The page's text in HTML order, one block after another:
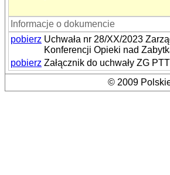
Informacje o dokumencie
pobierz Uchwała nr 28/XX/2023
Konferencji Opieki nad
pobierz Załącznik do uchwały ZG
© 2009